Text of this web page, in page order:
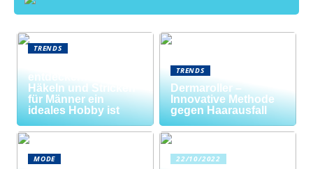
TRENDS
entdecken: Warum
Häkeln und Stricken
für Männer ein
ideales Hobby ist
TRENDS
Dermaroller –
Innovative Methode
gegen Haarausfall
MODE 22/10/2022